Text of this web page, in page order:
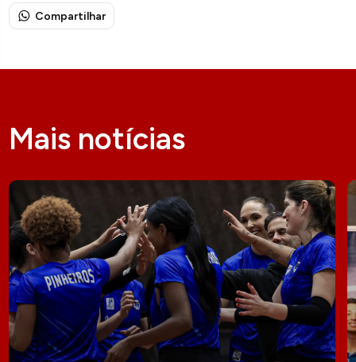
Compartilhar
Mais notícias